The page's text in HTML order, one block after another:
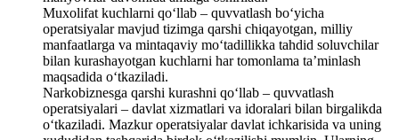
Muxolifat kuchlarni qo‘llab – quvvatlash bo‘yicha
operatsiyalar mavjud tizimga qarshi chiqayotgan, milliy
manfaatlarga va mintaqaviy mo‘tadillikka tahdid soluvchilar
bilan kurashayotgan kuchlarni har tomonlama ta’minlash
maqsadida o‘tkaziladi.
Narkobiznesga qarshi kurashni qo‘llab – quvvatlash
operatsiyalari – davlat xizmatlari va idoralari bilan birgalikda
o‘tkaziladi. Mazkur operatsiyalar davlat ichkarisida va uning